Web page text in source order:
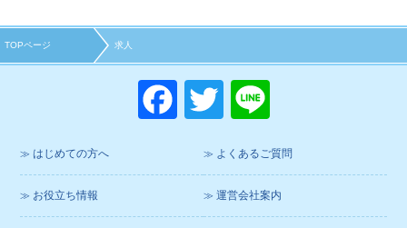
TOPページ 求人
F
a
e
b
T
wi
tt
er
e
はじめての方へ よくあるご質問
お役立ち情報 運営会社案内